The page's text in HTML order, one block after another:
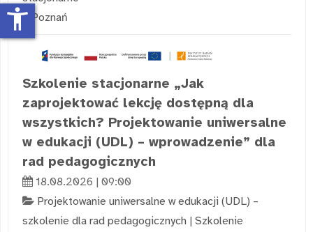
Poznań
Szkolenie stacjonarne „Jak
zaprojektować lekcję dostępną dla
wszystkich? Projektowanie uniwersalne
w edukacji (UDL) – wprowadzenie” dla
rad pedagogicznych
18.08.2026 | 09:00
Projektowanie uniwersalne w edukacji (UDL) –
szkolenie dla rad pedagogicznych | Szkolenie
accessibility_new